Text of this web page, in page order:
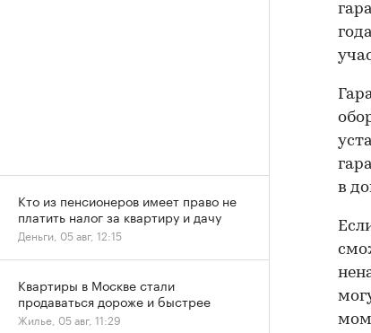
в
Кто из пенсионеров имеет право не
платить налог за квартиру и дачу
Деньги, 05 авг, 12:15
Квартиры в Москве стали
продаваться дороже и быстрее
Жилье, 05 авг, 11:29